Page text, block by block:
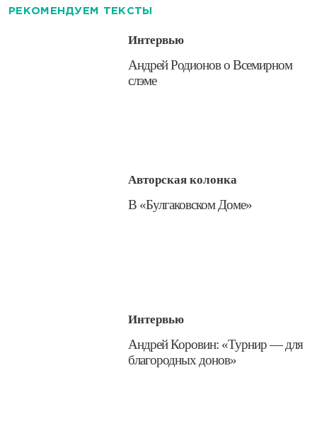
РЕКОМЕНДУЕМ ТЕКСТЫ
Интервью
​Андрей Родионов о Всемирном
слэме
Авторская колонка
​В «Булгаковском Доме»
Интервью
​Андрей Коровин: «Турнир — для
благородных донов»